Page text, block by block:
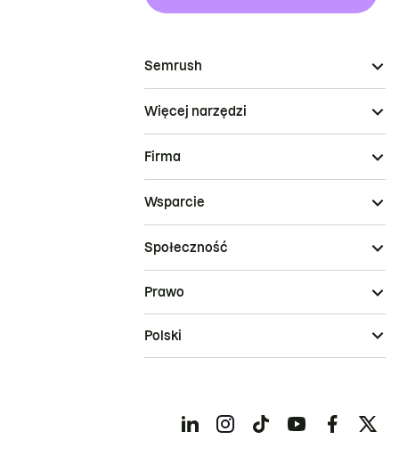
Semrush
Więcej narzędzi
Firma
Wsparcie
Społeczność
Prawo
Polski